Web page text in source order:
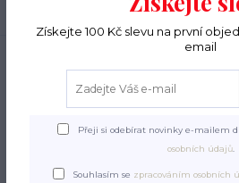
Pelíšky,
Pelíšky,
Získejte 100 Kč slevu na první
email
Přeji si odebírat novinky e-mailem
osobních údajů.
Souhlasím se zpracováním osobních